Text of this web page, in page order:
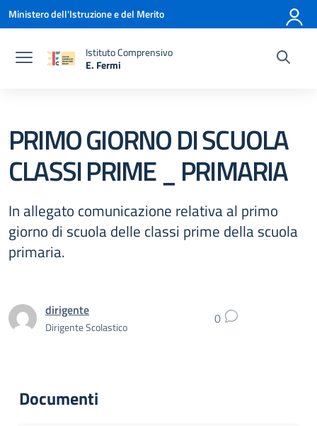
Vai ai contenuti
Vai al menu di navigazione
Vai al footer
Ministero dell'Istruzione e del Merito
Istituto Comprensivo
E. Fermi
PRIMO GIORNO DI SCUOLA
CLASSI PRIME _ PRIMARIA
In allegato comunicazione relativa al primo
giorno di scuola delle classi prime della scuola
primaria.
dirigente
Dirigente Scolastico 0
Documenti